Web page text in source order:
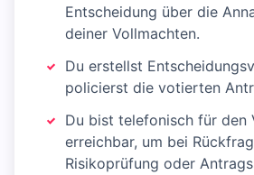
Entscheidung über die
deiner Vollmachten.
Du erstellst
policierst die votierten
Du bist telefonisch für den
erreichbar, um bei
Risikoprüfung oder